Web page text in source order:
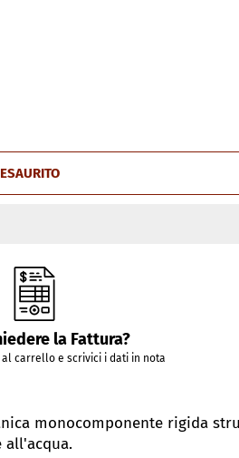
ESAURITO
la Fattura?
carrello e scrivici i dati in nota
monocomponente rigida
all'acqua.